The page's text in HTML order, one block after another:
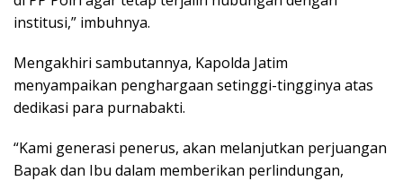
institusi,” imbuhnya.
Mengakhiri sambutannya, Kapolda Jatim
menyampaikan penghargaan setinggi-tingginya atas
dedikasi para purnabakti.
“Kami generasi penerus, akan melanjutkan perjuangan
Bapak dan Ibu dalam memberikan perlindungan,